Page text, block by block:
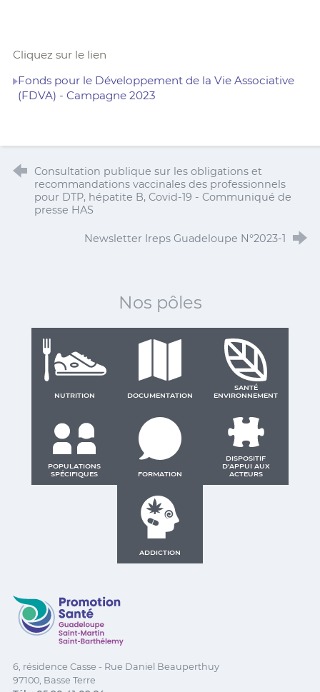
Cliquez sur le lien
Fonds pour le Développement de la Vie Associative
(FDVA) - Campagne 2023
Consultation publique sur les obligations et
recommandations vaccinales des professionnels
pour DTP, hépatite B, Covid-19 - Communiqué de
presse HAS
Newsletter Ireps Guadeloupe N°2023-1
Nos pôles
NUTRITION DOCUMENTATION
SANTÉ
ENVIRONNEMENT
POPULATIONS
SPÉCIFIQUES
FORMATION
DISPOSITIF
D'APPUI AUX
ACTEURS
ADDICTION
Promotion Santé Guadeloupe, Saint-Martin, Saint
6, résidence Casse - Rue Daniel Beauperthuy
97100, Basse Terre